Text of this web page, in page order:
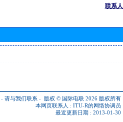
联系人
- 请与我们联系 - 版权 © 国际电联 2026 版权所有
本网页联系人 : ITU-R的网络协调员
最近更新日期 : 2013-01-30